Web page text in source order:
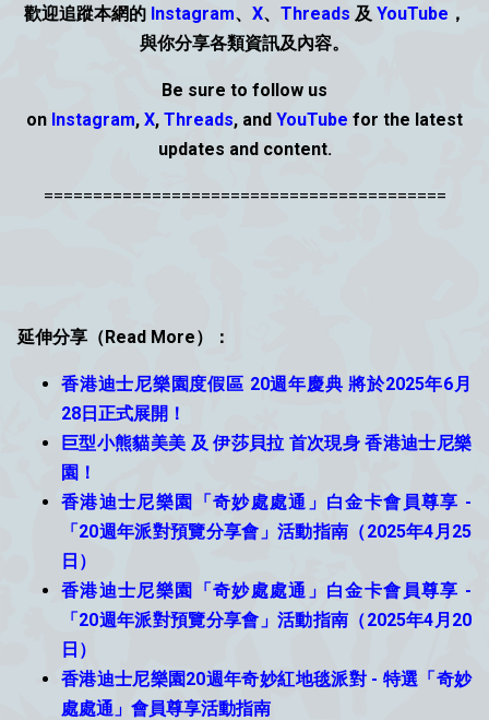
歡迎追蹤本網的 Instagram、 X、 Threads 及 YouTube ，
與你分享各類資訊及內容。
Be sure to follow us
on Instagram, X, Threads, and YouTube for the latest
updates and content.
=========================================
延伸分享（Read More）：
香港迪士尼樂園度假區 20週年慶典 將於2025年6月
28日正式展開！
巨型小熊貓美美 及 伊莎貝拉 首次現身 香港迪士尼樂
園！
香港迪士尼樂園「奇妙處處通」白金卡會員尊享 -
「20週年派對預覽分享會」活動指南（2025年4月25
日）
香港迪士尼樂園「奇妙處處通」白金卡會員尊享 -
「20週年派對預覽分享會」活動指南（2025年4月20
日）
香港迪士尼樂園20週年奇妙紅地毯派對 - 特選「奇妙
處處通」會員尊享活動指南